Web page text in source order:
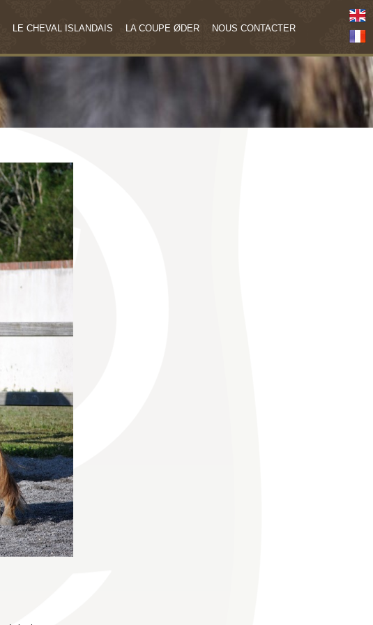
LE CHEVAL ISLANDAIS LA COUPE ØDER NOUS CONTACTER